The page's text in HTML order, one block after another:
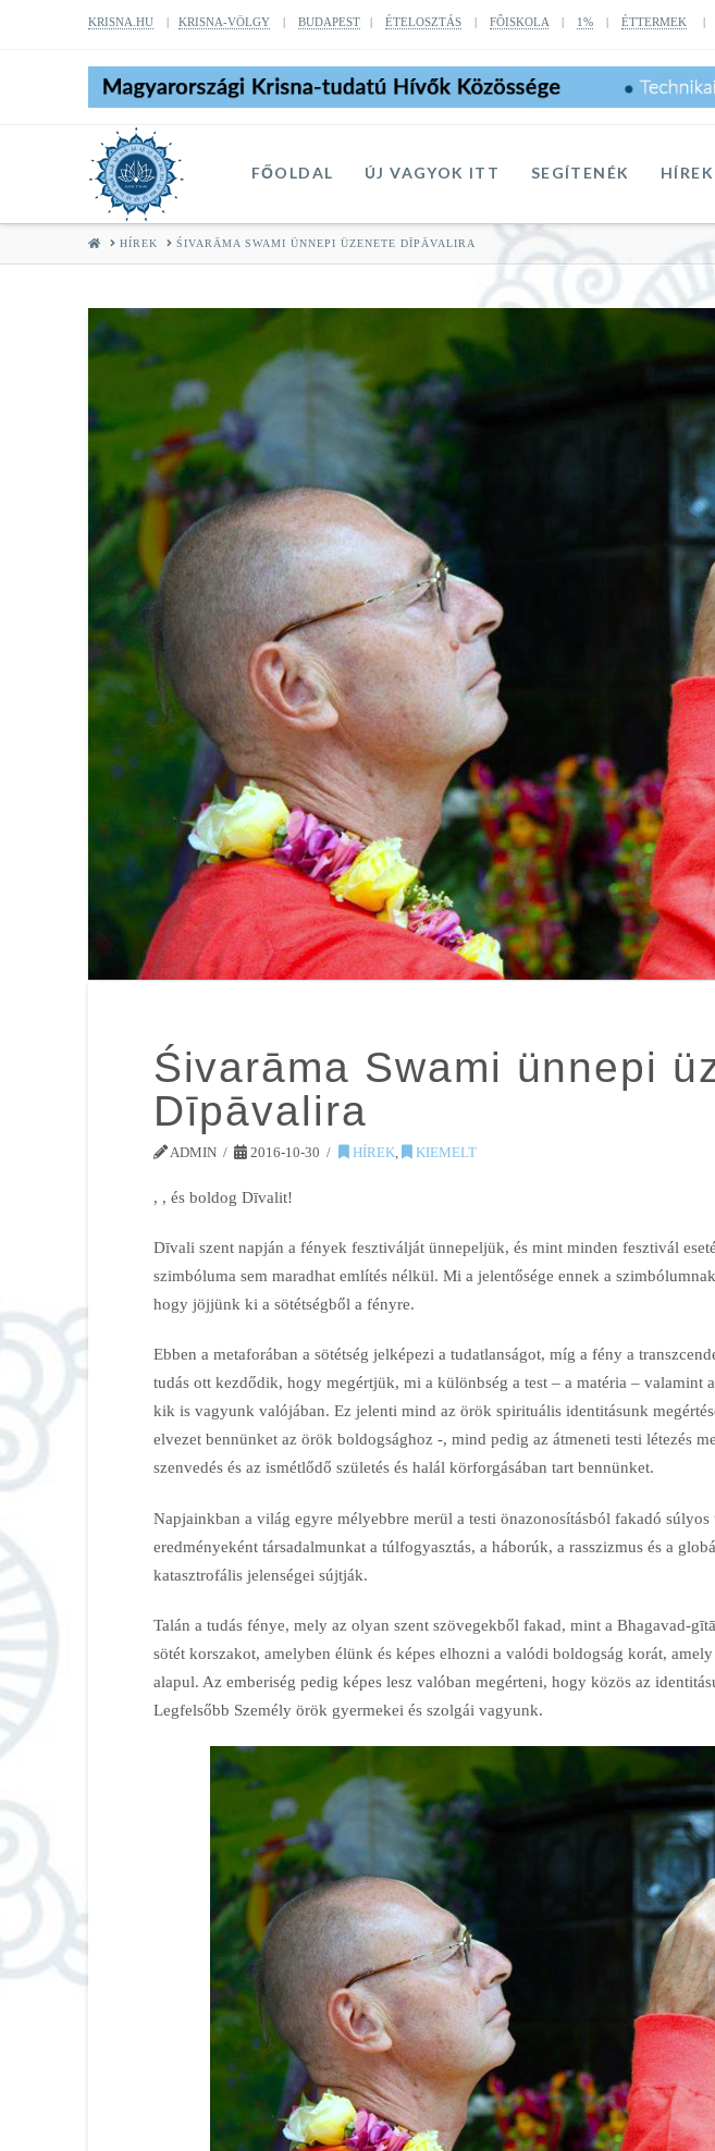
KRISNA.HU| KRISNA-VÖLGY| BUDAPEST| ÉTELOSZTÁS| FÔISKOLA| 1%| ÉTTERMEK |
FŐOLDAL ÚJ VAGYOK ITT SEGÍTENÉK HÍREK
HOMEHÍREK ŚIVARĀMA SWAMI ÜNNEPI ÜZENETE DĪPĀVALIRA
Śivarāma Swami ünnepi
Dīpāvalira
ADMIN 2016-10-30 HÍREK, KIEMELT
, , és boldog Dīvalit!
Dīvali szent napján a fények fesztiválját ünnepeljük, és mint minden fesztivál
szimbóluma sem maradhat említés nélkül. Mi a jelentősége ennek a
hogy jöjjünk ki a sötétségből a fényre.
Ebben a metaforában a sötétség jelképezi a tudatlanságot, míg a fény a
tudás ott kezdődik, hogy megértjük, mi a különbség a test – a matéria – valamint
kik is vagyunk valójában. Ez jelenti mind az örök spirituális identitásunk
elvezet bennünket az örök boldogsághoz -, mind pedig az átmeneti testi létezés
szenvedés és az ismétlődő születés és halál körforgásában tart bennünket.
Napjainkban a világ egyre mélyebbre merül a testi önazonosításból fakadó súlyos
eredményeként társadalmunkat a túlfogyasztás, a háborúk, a rasszizmus és a
katasztrofális jelenségei sújtják.
Talán a tudás fénye, mely az olyan szent szövegekből fakad, mint a Bhagavad-
sötét korszakot, amelyben élünk és képes elhozni a valódi boldogság korát,
alapul. Az emberiség pedig képes lesz valóban megérteni, hogy közös az
Legfelsőbb Személy örök gyermekei és szolgái vagyunk.